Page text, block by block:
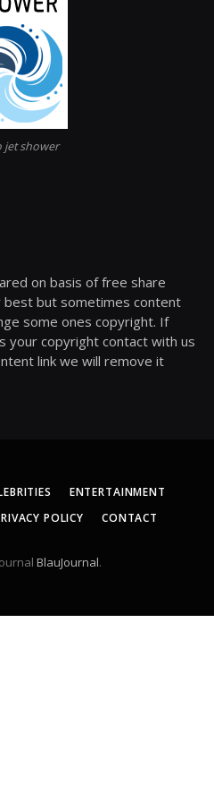
jet shower
on basis of free share
best but sometimes content
some ones copyright. If
your copyright contact with us
link we will remove it
ENTERTAINMENT
POLICY CONTACT
BlauJournal.